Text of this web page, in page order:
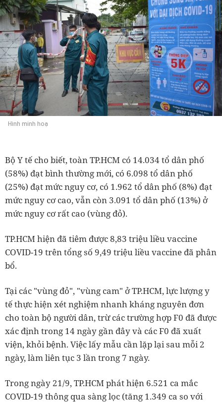
Hình minh hoạ
Bộ Y tế cho biết, toàn TP.HCM có 14.034 tổ dân phố
(58%) đạt bình thường mới, có 6.098 tổ dân phố
(25%) đạt mức nguy cơ, có 1.962 tổ dân phố (8%) đạt
mức nguy cơ cao, vẫn còn 3.091 tổ dân phố (13%) ở
mức nguy cơ rất cao (vùng đỏ).
TP.HCM hiện đã tiêm được 8,83 triệu liều vaccine
COVID-19 trên tổng số 9,49 triệu liều vaccine đã phân
bổ.
Tại các "vùng đỏ", "vùng cam" ở TP.HCM, lực lượng y
tế thực hiện xét nghiệm nhanh kháng nguyên đơn
cho toàn bộ người dân, trừ các trường hợp F0 đã được
xác định trong 14 ngày gần đây và các F0 đã xuất
viện, khỏi bệnh. Việc lấy mẫu cần lặp lại sau mỗi 2
ngày, làm liên tục 3 lần trong 7 ngày.
Trong ngày 21/9, TP.HCM phát hiện 6.521 ca mắc
COVID-19 thông qua sàng lọc (tăng 1.349 ca so với